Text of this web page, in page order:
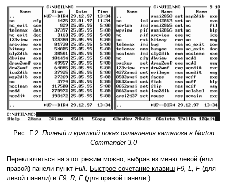
Рис. F.2. Полный и краткий показ оглавления каталога в Norton
Commander 3.0
Переключиться на этот режим можно, выбрав из меню левой (или
правой) панели пункт Full. Быстрое сочетание клавиш F9, L, F(для
левой панели) и F9, R, F(для правой панели.)